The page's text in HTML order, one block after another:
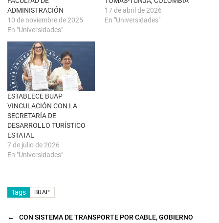
n
u
v
a
)
r
e
n
u
n
a
v
e
n
t
a
n
a
n
u
e
v
a
)
ADMINISTRACIÓN
10 de noviembre de 2025
En "Universidades"
17 de abril de 2026
En "Universidades"
ESTABLECE BUAP
VINCULACIÓN CON LA
SECRETARÍA DE
DESARROLLO TURÍSTICO
ESTATAL
7 de julio de 2026
En "Universidades"
Tags BUAP
←
CON SISTEMA DE TRANSPORTE POR CABLE, GOBIERNO